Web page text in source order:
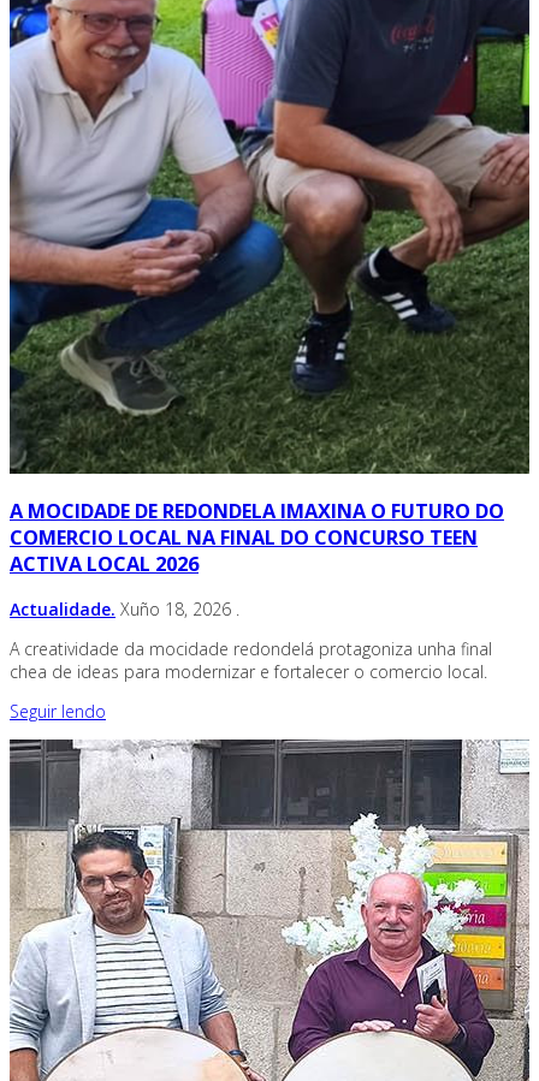
A MOCIDADE DE REDONDELA IMAXINA O FUTURO DO
COMERCIO LOCAL NA FINAL DO CONCURSO TEEN
ACTIVA LOCAL 2026
Actualidade. Xuño 18, 2026 .
A creatividade da mocidade redondelá protagoniza unha final
chea de ideas para modernizar e fortalecer o comercio local.
Seguir lendo